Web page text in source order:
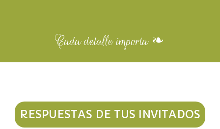
Cada detalle importa ❧
RESPUESTAS DE TUS INVITADOS